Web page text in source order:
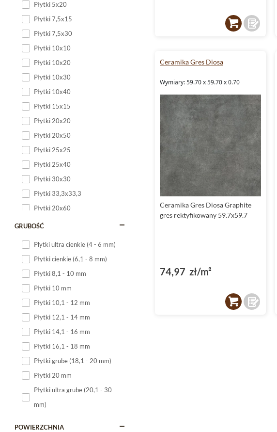
Płytki 5x20
Płytki 7,5x15
Płytki 7,5x30
Płytki 10x10
Płytki 10x20
Płytki 10x30
Płytki 10x40
Płytki 15x15
Płytki 20x20
Płytki 20x50
Płytki 25x25
Płytki 25x40
Płytki 30x30
Płytki 33,3x33,3
Płytki 20x60
Płytki 20x120
Płytki małe
GRUBOŚĆ
Plytki ultra cienkie (4 - 6 mm)
Płytki cienkie (6,1 - 8 mm)
Płytki 8,1 - 10 mm
Płytki 10 mm
Płytki 10,1 - 12 mm
Płytki 12,1 - 14 mm
Płytki 14,1 - 16 mm
Płytki 16,1 - 18 mm
Płytki grube (18,1 - 20 mm)
Płytki 20 mm
Płytki ultra grube (20,1 - 30
mm)
POWIERZCHNIA
Ceramika Gres Diosa
Wymiary: 59.70 x 59.70 x 0.70
Ceramika Gres Diosa Graphite
gres rektyfikowany 59.7x59.7
74,97 zł/m²